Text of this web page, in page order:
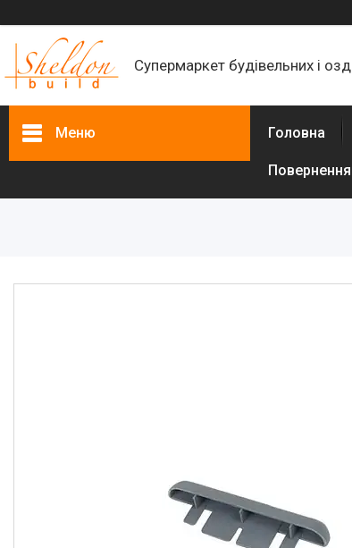
Супермаркет будівельних і
Меню Головна
Повернення